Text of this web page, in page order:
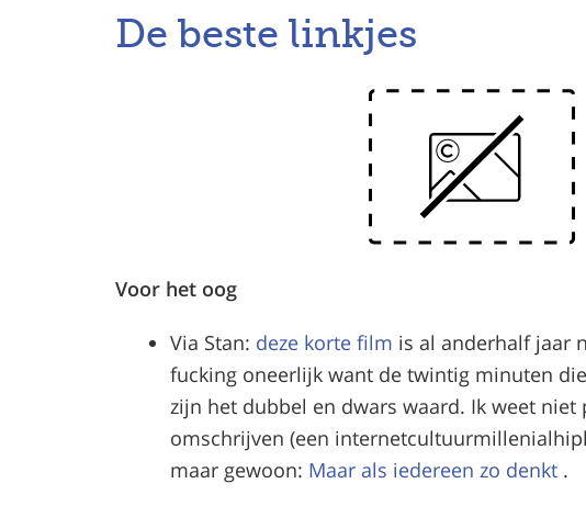
De beste linkjes
Voor het oog
Via Stan: deze korte film is al anderhalf jaar
fucking oneerlijk want de twintig minuten
zijn het dubbel en dwars waard. Ik weet
omschrijven (een
maar gewoon: Maar als iedereen zo denkt .